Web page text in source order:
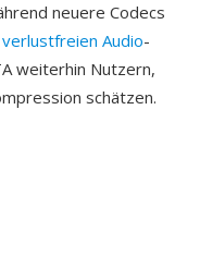
neuere Codecs
verlustfreien Audio-
weiterhin Nutzern,
schätzen.